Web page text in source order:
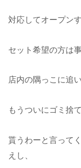
対応してオープン
セット希望の方は
店内の隅っこに追
もうついにゴミ捨
貰うわーと言って
えし、